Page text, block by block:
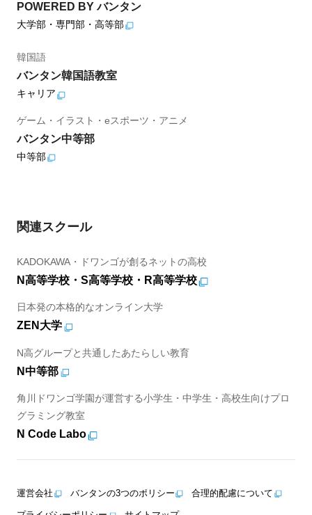
POWERED BY バンタン
大学部・専門部・高等部
韓国語
バンタン韓国語教室
キャリア
ゲーム・イラスト・eスポーツ・アニメ
バンタン中等部
中等部
関連スクール
KADOKAWA・ドワンゴが創るネットの高校
N高等学校・S高等学校・R高等学校
日本発の本格的なオンライン大学
ZEN大学
N高グループと共通したあたらしい教育
N中等部
角川ドワンゴ学園が運営する小学生・中学生・高校生向けプロ
グラミング教室
N Code Labo
運営会社 バンタンの3つのポリシー 合理的配慮について